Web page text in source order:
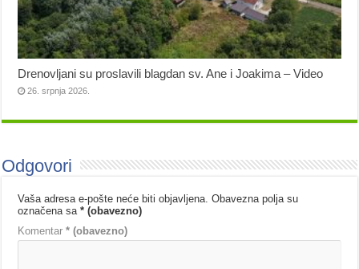
Drenovljani su proslavili blagdan sv. Ane i Joakima – Video
26. srpnja 2026.
Odgovori
Vaša adresa e-pošte neće biti objavljena. Obavezna polja su
označena sa* (obavezno)
Komentar* (obavezno)